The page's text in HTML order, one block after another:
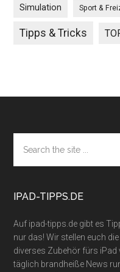
Simulation Sport &
Tipps & Tricks
Footer
the
site
IPAD-TIPPS.DE
Auf ipad-tipps.de gibt es
nur das! Wir stellen euch
diverses Zubehör fürs iPad
täglich brandheiße News